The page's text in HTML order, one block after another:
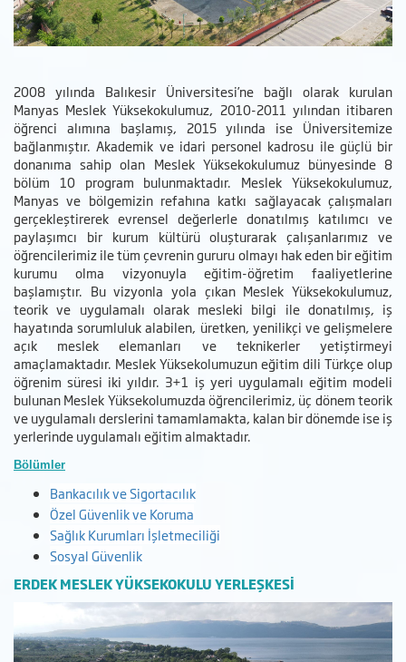
2008 yılında Balıkesir Üniversitesi’ne bağlı olarak kurulan
Manyas Meslek Yüksekokulumuz, 2010-2011 yılından itibaren
öğrenci alımına başlamış, 2015 yılında ise Üniversitemize
bağlanmıştır. Akademik ve idari personel kadrosu ile güçlü bir
donanıma sahip olan Meslek Yüksekokulumuz bünyesinde 8
bölüm 10 program bulunmaktadır. Meslek Yüksekokulumuz,
Manyas ve bölgemizin refahına katkı sağlayacak çalışmaları
gerçekleştirerek evrensel değerlerle donatılmış katılımcı ve
paylaşımcı bir kurum kültürü oluşturarak çalışanlarımız ve
öğrencilerimiz ile tüm çevrenin gururu olmayı hak eden bir eğitim
kurumu olma vizyonuyla eğitim-öğretim faaliyetlerine
başlamıştır. Bu vizyonla yola çıkan Meslek Yüksekokulumuz,
teorik ve uygulamalı olarak mesleki bilgi ile donatılmış, iş
hayatında sorumluluk alabilen, üretken, yenilikçi ve gelişmelere
açık meslek elemanları ve teknikerler yetiştirmeyi
amaçlamaktadır. Meslek Yüksekolumuzun eğitim dili Türkçe olup
öğrenim süresi iki yıldır. 3+1 iş yeri uygulamalı eğitim modeli
bulunan Meslek Yüksekolumuzda öğrencilerimiz, üç dönem teorik
ve uygulamalı derslerini tamamlamakta, kalan bir dönemde ise iş
yerlerinde uygulamalı eğitim almaktadır.
Bölümler
Bankacılık ve Sigortacılık
Özel Güvenlik ve Koruma
Sağlık Kurumları İşletmeciliği
Sosyal Güvenlik
ERDEK MESLEKYÜKSEKOKULU YERLEŞKESİ